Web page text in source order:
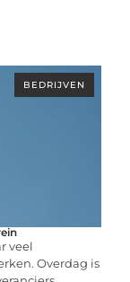
BEDRIJVEN
veel
Overdag is